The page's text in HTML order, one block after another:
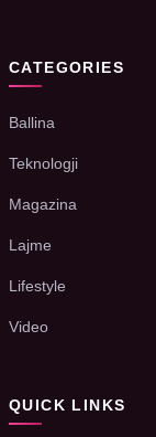
CATEGORIES
Ballina
Teknologji
Magazina
Lajme
Lifestyle
Video
QUICK LINKS